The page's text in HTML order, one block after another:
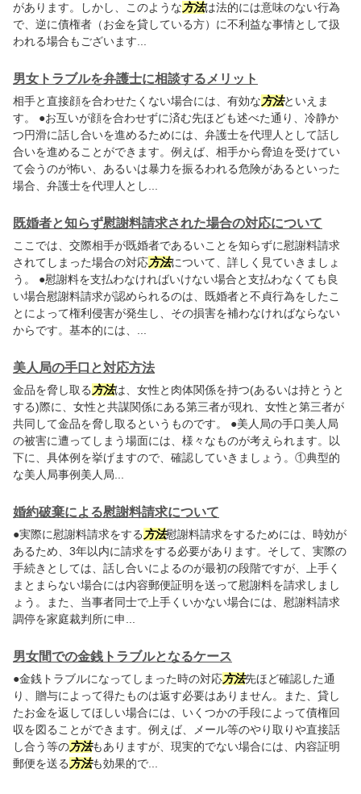
があります。しかし、このような方法は法的には意味のない行為
で、逆に債権者（お金を貸している方）に不利益な事情として扱
われる場合もございます...
男女トラブルを弁護士に相談するメリット
相手と直接顔を合わせたくない場合には、有効な方法といえま
す。 ●お互いが顔を合わせずに済む先ほども述べた通り、冷静か
つ円滑に話し合いを進めるためには、弁護士を代理人として話し
合いを進めることができます。例えば、相手から脅迫を受けてい
て会うのが怖い、あるいは暴力を振るわれる危険があるといった
場合、弁護士を代理人とし...
既婚者と知らず慰謝料請求された場合の対応について
ここでは、交際相手が既婚者であるいことを知らずに慰謝料請求
されてしまった場合の対応方法について、詳しく見ていきましょ
う。 ●慰謝料を支払わなければいけない場合と支払わなくても良
い場合慰謝料請求が認められるのは、既婚者と不貞行為をしたこ
とによって権利侵害が発生し、その損害を補わなければならない
からです。基本的には、...
美人局の手口と対応方法
金品を脅し取る方法は、女性と肉体関係を持つ(あるいは持とうと
する)際に、女性と共謀関係にある第三者が現れ、女性と第三者が
共同して金品を脅し取るというものです。 ●美人局の手口美人局
の被害に遭ってしまう場面には、様々なものが考えられます。以
下に、具体例を挙げますので、確認していきましょう。①典型的
な美人局事例美人局...
婚約破棄による慰謝料請求について
●実際に慰謝料請求をする方法慰謝料請求をするためには、時効が
あるため、3年以内に請求をする必要があります。そして、実際の
手続きとしては、話し合いによるのが最初の段階ですが、上手く
まとまらない場合には内容郵便証明を送って慰謝料を請求しまし
ょう。また、当事者同士で上手くいかない場合には、慰謝料請求
調停を家庭裁判所に申...
男女間での金銭トラブルとなるケース
●金銭トラブルになってしまった時の対応方法先ほど確認した通
り、贈与によって得たものは返す必要はありません。また、貸し
たお金を返してほしい場合には、いくつかの手段によって債権回
収を図ることができます。例えば、メール等のやり取りや直接話
し合う等の方法もありますが、現実的でない場合には、内容証明
郵便を送る方法も効果的で...